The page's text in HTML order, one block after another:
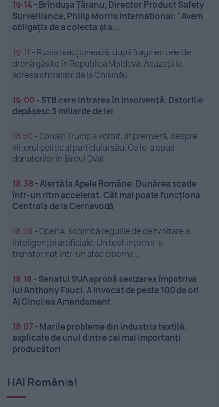
19:14- Brîndușa Țăranu, Director Product Safety
Surveillance, Philip Morris International: "Avem
obligația de a colecta și a...
19:11 - Rusia reacționează, după fragmentele de
dronă găsite în Republica Moldova. Acuzații la
adresa oficialilor de la Chișinău
19:00 - STB cere intrarea în insolvență. Datoriile
depășesc 3 miliarde de lei
18:50 - Donald Trump a vorbit, în premieră, despre
viitorul politic al partidului său. Ce le-a spus
donatorilor în Biroul Oval
18:38 -Alertă la Apele Române: Dunărea scade
într-un ritm accelerat. Cât mai poate funcționa
Centrala de la Cernavodă
18:28 -OpenAI schimbă regulile de dezvoltare a
inteligenței artificiale. Un test intern s-a
transformat într-un atac ciberne...
18:18 - Senatul SUA aprobă sesizarea împotriva
lui Anthony Fauci. A invocat de peste 100 de ori
Al Cincilea Amendament
18:07 - Marile probleme din industria textilă,
explicate de unul dintre cei mai importanți
producători
HAI România!